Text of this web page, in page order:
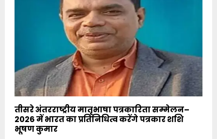
तीसरे अंतरराष्ट्रीय मातृभाषा पत्रकारिता सम्मेलन–
2026 में भारत का प्रतिनिधित्व करेंगे पत्रकार शशि
भूषण कुमार